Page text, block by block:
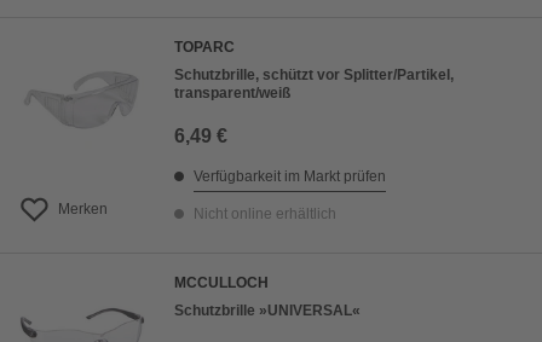
Merken
TOPARC
Schutzbrille, schützt vor Splitter/Partikel,
transparent/weiß
6,49 €
Verfügbarkeit im Markt prüfen
Nicht online erhältlich
MCCULLOCH
Schutzbrille »UNIVERSAL«